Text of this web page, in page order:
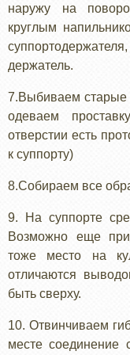
наружу на
круглым
держатель.
7.Выбиваем старые
одеваем
отверстии есть
к суппорту)
8.Собираем все
9. На суппорте
Возможно еще
тоже место на
отличаются
быть сверху.
10. Отвинчиваем
месте соединение